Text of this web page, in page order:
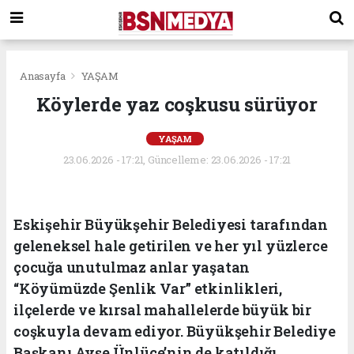
Anasayfa YAŞAM
Köylerde yaz coşkusu sürüyor
YAŞAM
23.06.2026 - 17:21, Güncelleme: 23.06.2026 - 17:21
Eskişehir Büyükşehir Belediyesi tarafından
geleneksel hale getirilen ve her yıl yüzlerce
çocuğa unutulmaz anlar yaşatan
“Köyümüzde Şenlik Var” etkinlikleri,
ilçelerde ve kırsal mahallelerde büyük bir
coşkuyla devam ediyor. Büyükşehir Belediye